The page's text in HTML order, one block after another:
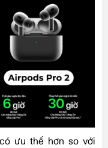
ưu thế hơn so với